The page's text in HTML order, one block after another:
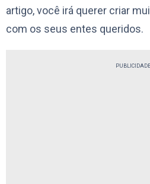
artigo, você irá querer criar
com os seus entes queridos.
PUBLICIDADE